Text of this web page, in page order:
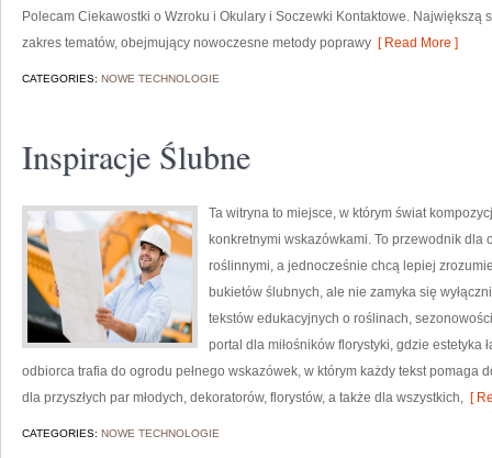
Polecam Ciekawostki o Wzroku i Okulary i Soczewki Kontaktowe. Największą
zakres tematów, obejmujący nowoczesne metody poprawy [ Read More ]
CATEGORIES: NOWE TECHNOLOGIE
Inspiracje Ślubne
Ta witryna to miejsce, w którym świat
konkretnymi wskazówkami. To przewodnik
roślinnymi, a jednocześnie chcą lepiej
bukietów ślubnych, ale nie zamyka się
tekstów edukacyjnych o roślinach,
portal dla miłośników florystyki, gdzie estetyka
odbiorca trafia do ogrodu pełnego wskazówek, w którym każdy tekst
dla przyszłych par młodych, dekoratorów, florystów, a także dla wszystkich, [
CATEGORIES: NOWE TECHNOLOGIE